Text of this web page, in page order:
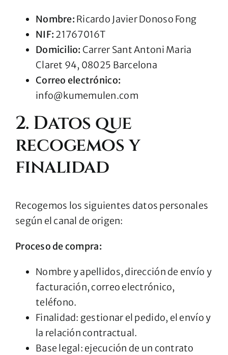
Nombre: Ricardo Javier Donoso Fong
NIF: 21767016T
Domicilio: Carrer Sant Antoni Maria
Claret 94, 08025 Barcelona
Correo electrónico:
info@kumemulen.com
2. Datos que
recogemos y
finalidad
Recogemos los siguientes datos personales
según el canal de origen:
Proceso de compra:
Nombre y apellidos, dirección de envío y
facturación, correo electrónico,
teléfono.
Finalidad: gestionar el pedido, el envío y
la relación contractual.
Base legal: ejecución de un contrato